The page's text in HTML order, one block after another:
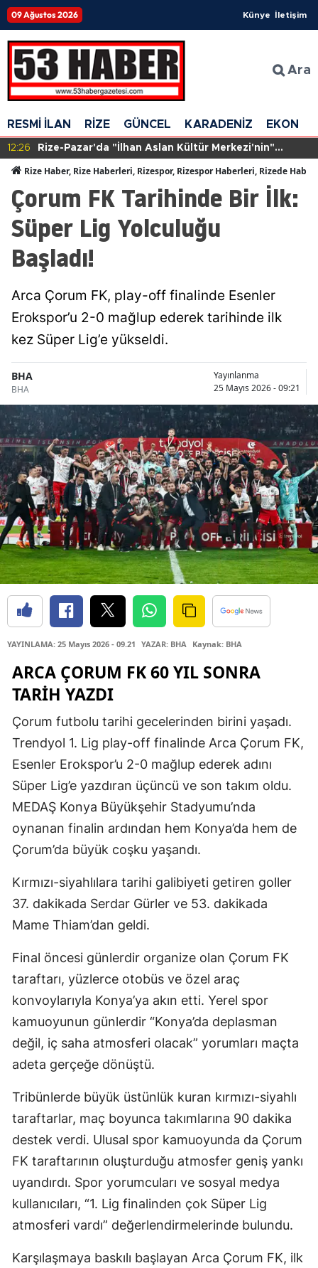
09 Ağustos 2026 Künye İletişim
Ara
RESMİ İLAN RİZE GÜNCEL KARADENİZ
12:26
Rize-Pazar'da "İlhan Aslan Kültür Merkezi'nin"
Rize Haber, Rize Haberleri, Rizespor, Rizespor Haberleri, Rizede
Çorum FK Tarihinde Bir İlk:
Süper Lig Yolculuğu
Başladı!
Arca Çorum FK, play-off finalinde Esenler
Erokspor’u 2-0 mağlup ederek tarihinde ilk
kez Süper Lig’e yükseldi.
BHA
BHA
Yayınlanma
25 Mayıs 2026 - 09:21
YAYINLAMA: 25 Mayıs 2026 - 09.21 YAZAR: BHA Kaynak: BHA
ARCA ÇORUM FK 60 YIL SONRA
TARIH YAZDI
Çorum futbolu tarihi gecelerinden birini yaşadı.
Trendyol 1. Lig play-off finalinde Arca Çorum FK,
Esenler Erokspor’u 2-0 mağlup ederek adını
Süper Lig’e yazdıran üçüncü ve son takım oldu.
MEDAŞ Konya Büyükşehir Stadyumu’nda
oynanan finalin ardından hem Konya’da hem de
Çorum’da büyük coşku yaşandı.
Kırmızı-siyahlılara tarihi galibiyeti getiren goller
37. dakikada Serdar Gürler ve 53. dakikada
Mame Thiam’dan geldi.
Final öncesi günlerdir organize olan Çorum FK
taraftarı, yüzlerce otobüs ve özel araç
konvoylarıyla Konya’ya akın etti. Yerel spor
kamuoyunun günlerdir “Konya’da deplasman
değil, iç saha atmosferi olacak” yorumları maçta
adeta gerçeğe dönüştü.
Tribünlerde büyük üstünlük kuran kırmızı-siyahlı
taraftarlar, maç boyunca takımlarına 90 dakika
destek verdi. Ulusal spor kamuoyunda da Çorum
FK taraftarının oluşturduğu atmosfer geniş yankı
uyandırdı. Spor yorumcuları ve sosyal medya
kullanıcıları, “1. Lig finalinden çok Süper Lig
atmosferi vardı” değerlendirmelerinde bulundu.
Karşılaşmaya baskılı başlayan Arca Çorum FK, ilk